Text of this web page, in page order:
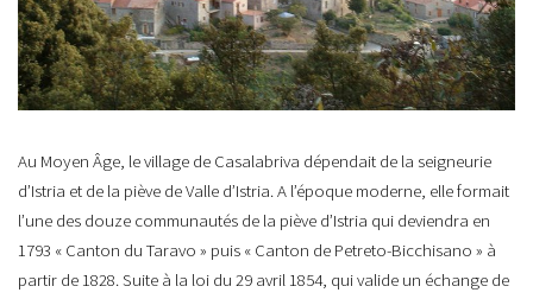
Au Moyen Âge, le village de Casalabriva dépendait de la seigneurie
d’Istria et de la piève de Valle d’Istria. A l’époque moderne, elle formait
l’une des douze communautés de la piève d’Istria qui deviendra en
1793 « Canton du Taravo » puis « Canton de Petreto-Bicchisano » à
partir de 1828. Suite à la loi du 29 avril 1854, qui valide un échange de